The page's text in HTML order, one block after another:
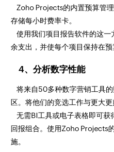
Zoho Projects的内置预算管
存储每小时费率卡。
使用我们项目报告软件的这一
余支出，并使每个项目保持在预
4、分析数字性能
将来自50多种数字营销工具
区。将他们的竞选工作与更大更
无需BI工具或电子表格即可获
回报组合。使用Zoho Projects
施。